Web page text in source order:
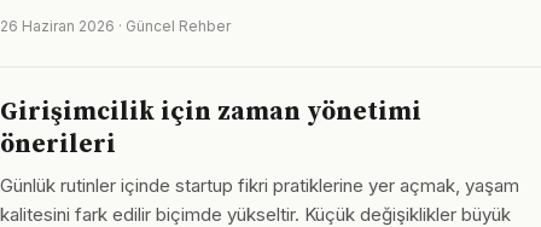
26 Haziran 2026 · Güncel Rehber
Girişimcilik için zaman yönetimi
önerileri
Günlük rutinler içinde startup fikri pratiklerine yer açmak, yaşam
kalitesini fark edilir biçimde yükseltir. Küçük değişiklikler büyük